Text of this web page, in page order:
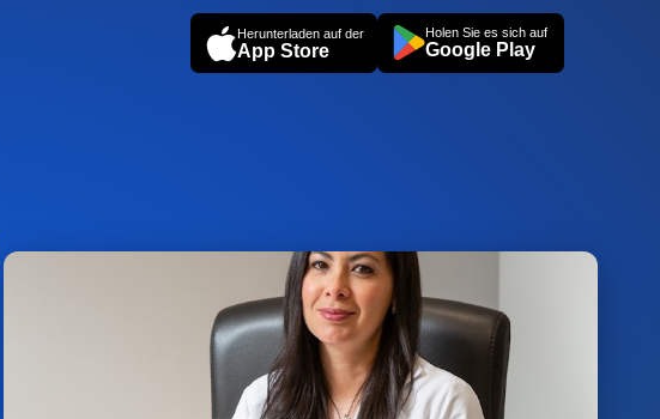
Herunterladen auf der
App Store
Holen Sie es sich auf
Google Play